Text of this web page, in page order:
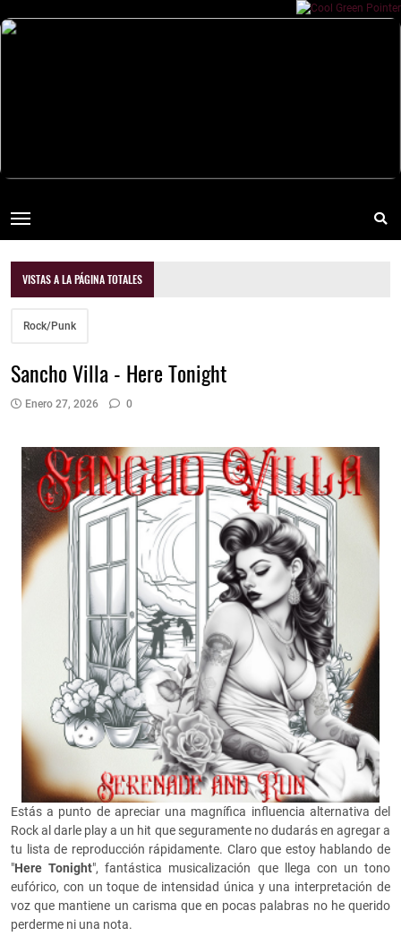
VISTAS A LA PÁGINA TOTALES
Rock/Punk
Sancho Villa - Here Tonight
Enero 27, 2026 0
Estás a punto de apreciar una magnífica influencia alternativa del
Rock al darle play a un hit que seguramente no dudarás en agregar a
tu lista de reproducción rápidamente. Claro que estoy hablando de
"Here Tonight", fantástica musicalización que llega con un tono
eufórico, con un toque de intensidad única y una interpretación de
voz que mantiene un carisma que en pocas palabras no he querido
perderme ni una nota.